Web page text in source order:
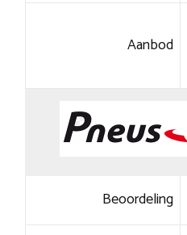
Aanbod
Beoordeling